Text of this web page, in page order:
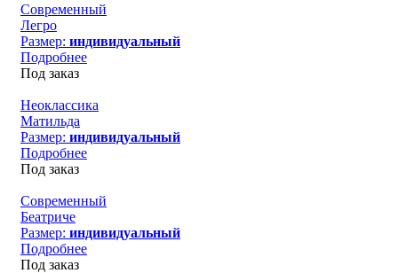
Современный
Легро
Размер: индивидуальный
Подробнее
Под заказ
Неоклассика
Матильда
Размер: индивидуальный
Подробнее
Под заказ
Современный
Беатриче
Размер: индивидуальный
Подробнее
Под заказ